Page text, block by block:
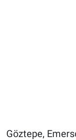
Göztepe,